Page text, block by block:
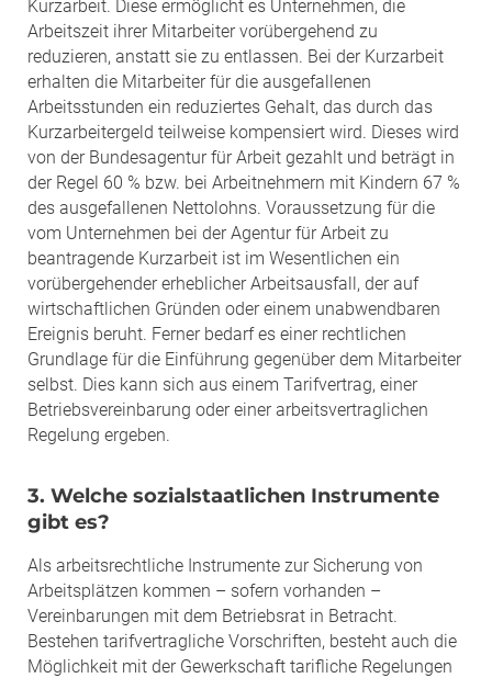
Kurzarbeit. Diese ermöglicht es Unternehmen, die
Arbeitszeit ihrer Mitarbeiter vorübergehend zu
reduzieren, anstatt sie zu entlassen. Bei der Kurzarbeit
erhalten die Mitarbeiter für die ausgefallenen
Arbeitsstunden ein reduziertes Gehalt, das durch das
Kurzarbeitergeld teilweise kompensiert wird. Dieses wird
von der Bundesagentur für Arbeit gezahlt und beträgt in
der Regel 60 % bzw. bei Arbeitnehmern mit Kindern 67 %
des ausgefallenen Nettolohns. Voraussetzung für die
vom Unternehmen bei der Agentur für Arbeit zu
beantragende Kurzarbeit ist im Wesentlichen ein
vorübergehender erheblicher Arbeitsausfall, der auf
wirtschaftlichen Gründen oder einem unabwendbaren
Ereignis beruht. Ferner bedarf es einer rechtlichen
Grundlage für die Einführung gegenüber dem Mitarbeiter
selbst. Dies kann sich aus einem Tarifvertrag, einer
Betriebsvereinbarung oder einer arbeitsvertraglichen
Regelung ergeben.
3. Welche sozialstaatlichen Instrumente
gibt es?
Als arbeitsrechtliche Instrumente zur Sicherung von
Arbeitsplätzen kommen – sofern vorhanden –
Vereinbarungen mit dem Betriebsrat in Betracht.
Bestehen tarifvertragliche Vorschriften, besteht auch die
Möglichkeit mit der Gewerkschaft tarifliche Regelungen